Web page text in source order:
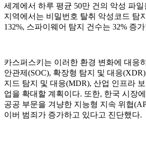
세계에서 하루 평균 50만 건의 악성 파
지역에서는 비밀번호 탈취 악성코드 탐
132%, 스파이웨어 탐지 건수는 32% 증
카스퍼스키는 이러한 환경 변화에 대응
안관제(SOC), 확장형 탐지 및 대응
지드 탐지 및 대응(MDR), 산업 인프라
업을 확대할 계획이다. 또한, 한국 시장
공공 부문을 겨냥한 지능형 지속 위협
이버 범죄가 증가하고 있다고 진단했다.